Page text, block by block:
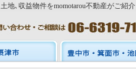
地､収益物件をmomotarou不動産がご紹介